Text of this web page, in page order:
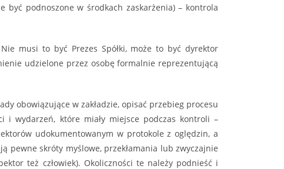
być podnoszone w środkach zaskarżenia) – kontrola
musi to być Prezes Spółki, może to być dyrektor
udzielone przez osobę formalnie reprezentującą
obowiązujące w zakładzie, opisać przebieg procesu
i wydarzeń, które miały miejsce podczas kontroli –
udokumentowanym w protokole z oględzin, a
pewne skróty myślowe, przekłamania lub zwyczajnie
też człowiek). Okoliczności te należy podnieść i